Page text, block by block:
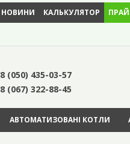
НОВИНИ КАЛЬКУЛЯТОР
(050) 435-03-57
(067) 322-88-45
АВТОМАТИЗОВАНІ КОТЛИ